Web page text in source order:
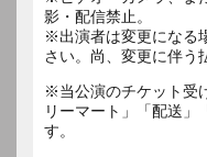
影・配信禁止。
※出演者は変更になる
さい。尚、変更に伴う
※当公演のチケット受
リーマート」「配送」
す。